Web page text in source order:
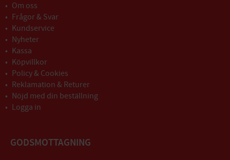
Om oss
Frågor & Svar
Kundservice
Nyheter
Kassa
Köpvillkor
Policy & Cookies
Reklamation & Returer
Nöjd med din beställning
Logga in
GODSMOTTAGNING